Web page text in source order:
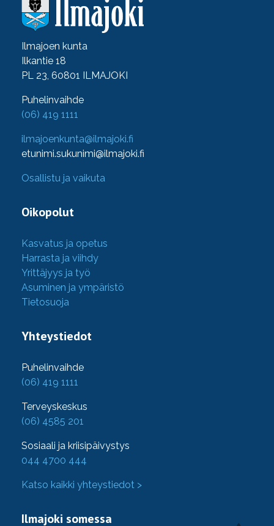
Ilmajoen kunta
Ilkantie 18
PL 23, 60801 ILMAJOKI
Puhelinvaihde
(06) 419 1111
ilmajoenkunta@ilmajoki.fi
etunimi.sukunimi@ilmajoki.fi
Osallistu ja vaikuta
Oikopolut
Kasvatus ja opetus
Harrasta ja viihdy
Yrittäjyys ja työ
Asuminen ja ympäristö
Tietosuoja
Yhteystiedot
Puhelinvaihde
(06) 419 1111
Terveyskeskus
(06) 4585 201
Sosiaali ja kriisipäivystys
044 4700 444
Katso kaikki yhteystiedot >
Ilmajoki somessa